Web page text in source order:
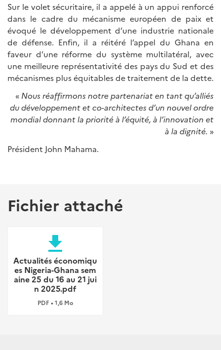
Sur le volet sécuritaire, il a appelé à un appui renforcé
dans le cadre du mécanisme européen de paix et
évoqué le développement d’une industrie nationale
de défense. Enfin, il a réitéré l’appel du Ghana en
faveur d’une réforme du système multilatéral, avec
une meilleure représentativité des pays du Sud et des
mécanismes plus équitables de traitement de la dette.
« Nous réaffirmons notre partenariat en tant qu’alliés
du développement et co-architectes d’un nouvel ordre
mondial donnant la priorité à l’équité, à l’innovation et
à la dignité. »
Président John Mahama.
Fichier attaché
file_download
Actualités économiqu
es Nigeria-Ghana sem
aine 25 du 16 au 21 jui
n 2025.pdf
PDF • 1,6 Mo